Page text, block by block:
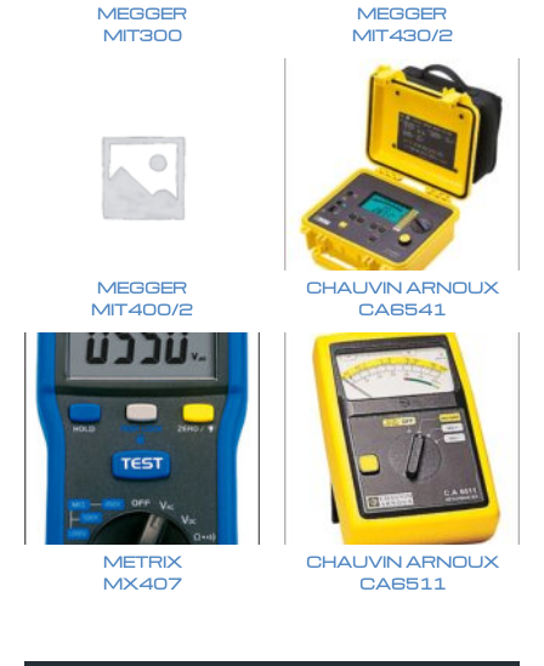
MEGGER
MIT300
MEGGER
MIT430/2
MEGGER
MIT400/2
CHAUVIN ARNOUX
CA6541
METRIX
MX407
CHAUVIN ARNOUX
CA6511